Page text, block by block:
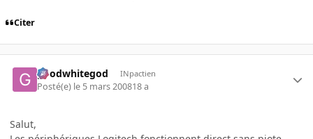
Citer
goodwhitegod INpactien
Posté(e) le 5 mars 200818 a
Salut,